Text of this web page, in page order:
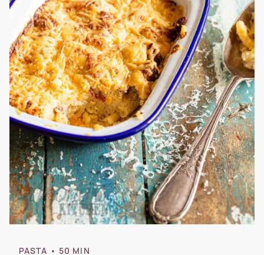
PASTA • 50 MIN